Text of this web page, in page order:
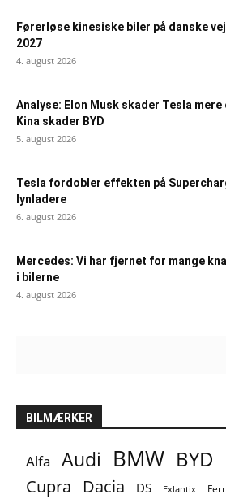
Førerløse kinesiske biler på danske
2027
4. august 2026
Analyse: Elon Musk skader Tesla mere
Kina skader BYD
5. august 2026
Tesla fordobler effekten på
lynladere
6. august 2026
Mercedes: Vi har fjernet for mange
i bilerne
4. august 2026
BILMÆRKER
Alfa Audi BMW BYD
Cupra Dacia DS Exlantix